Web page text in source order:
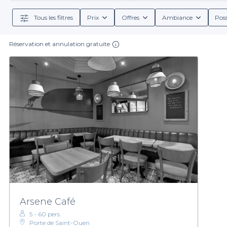
rafraîchissants, des boissons non alcoolisées ou
Ne laissez pas le stress de l'organisation vous peser
services, Privateaser est votre allié idéal pour la
Tous les filtres Prix Offres Ambiance
Réservation et annulation gratuite
Arsene Café
5 - 60 pers.
Porte de Saint-Ouen